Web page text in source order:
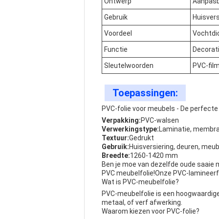
Gebruik
Voordeel
Functie
Sleutelwoorden PVC-
Toepassingen:
PVC-folie voor meubels - De
Verpakking:PVC-walsen
Verwerkingstype:Laminatie,
Textuur:Gedrukt
Gebruik:Huisversiering, deuren,
Breedte:1260-1420 mm
Ben je moe van dezelfde oude saaie
PVC meubelfolie!Onze PVC-
Wat is PVC-meubelfolie?
PVC-meubelfolie is een
metaal, of verf afwerking.
Waarom kiezen voor PVC-folie?